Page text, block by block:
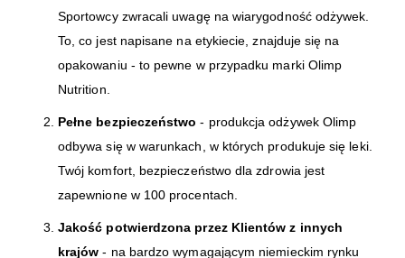
Sportowcy zwracali uwagę na wiarygodność odżywek.
To, co jest napisane na etykiecie, znajduje się na
opakowaniu - to pewne w przypadku marki Olimp
Nutrition.
Pełne bezpieczeństwo - produkcja odżywek Olimp
odbywa się w warunkach, w których produkuje się leki.
Twój komfort, bezpieczeństwo dla zdrowia jest
zapewnione w 100 procentach.
Jakość potwierdzona przez Klientów z innych
krajów - na bardzo wymagającym niemieckim rynku